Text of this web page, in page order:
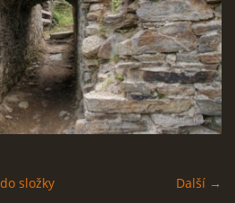
Další →
složky